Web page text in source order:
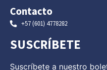
Contacto
+57 (601) 4778282
SUSCRÍBETE
Suscríbete a nuestro